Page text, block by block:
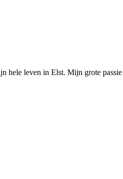
hele leven in Elst. Mijn grote